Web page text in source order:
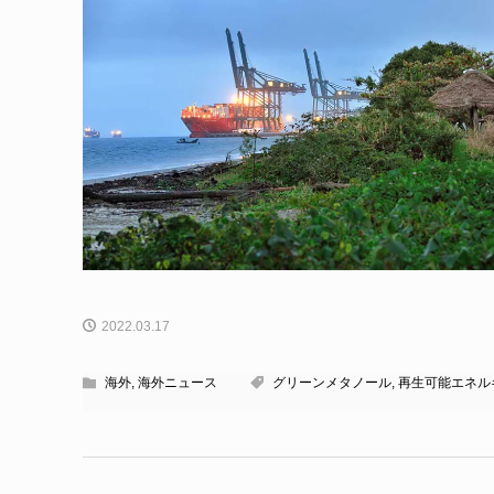
2022.03.17
海外, 海外ニュース グリーンメタノール, 再生可能エネル